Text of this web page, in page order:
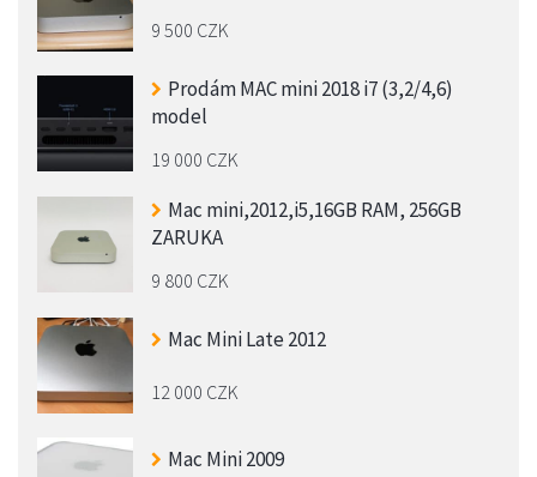
9 500 CZK
Prodám MAC mini 2018 i7 (3,2/4,6)
model
19 000 CZK
Mac mini,2012,i5,16GB RAM, 256GB
ZARUKA
9 800 CZK
Mac Mini Late 2012
12 000 CZK
Mac Mini 2009